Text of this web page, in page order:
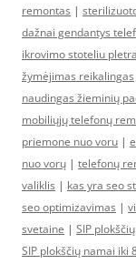
remontas |
dažnai gendantys
ikrovimo stoteliu
žymėjimas reikalingas
naudingas žieminių
mobiliųjų telefonų
priemone nuo voru |
nuo vorų | telefonų
valiklis | kas yra seo
seo optimizavimas |
svetaine | SIP
SIP plokščių namai iki